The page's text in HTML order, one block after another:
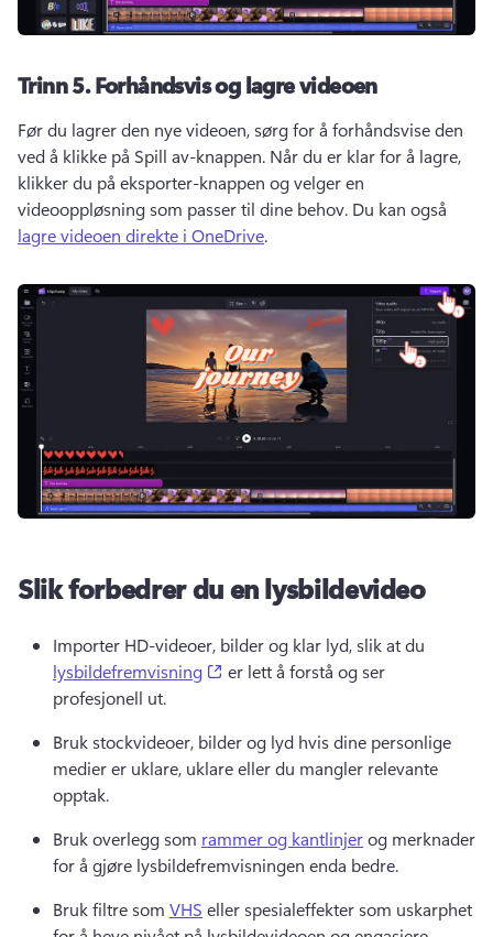
Trinn 5.Forhåndsvis og lagre videoen
Før du lagrer den nye videoen, sørg for å forhåndsvise den
ved å klikke på Spill av-knappen. Når du er klar for å lagre,
klikker du på eksporter-knappen og velger en
videooppløsning som passer til dine behov. Du kan også
lagre videoen direkte i OneDrive.
Slik forbedrer du en lysbildevideo
Importer HD-videoer, bilder og klar lyd, slik at du
lysbildefremvisning
(opens in a new tab)
er lett å forstå og ser
profesjonell ut.
Bruk stockvideoer, bilder og lyd hvis dine personlige
medier er uklare, uklare eller du mangler relevante
opptak.
Bruk overlegg som rammer og kantlinjer og merknader
for å gjøre lysbildefremvisningen enda bedre.
Bruk filtre som VHS eller spesialeffekter som uskarphet